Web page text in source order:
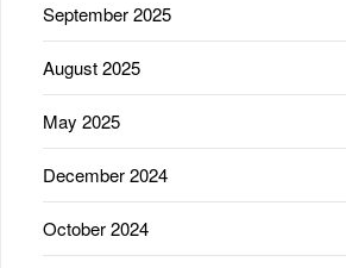
September 2025
August 2025
May 2025
December 2024
October 2024